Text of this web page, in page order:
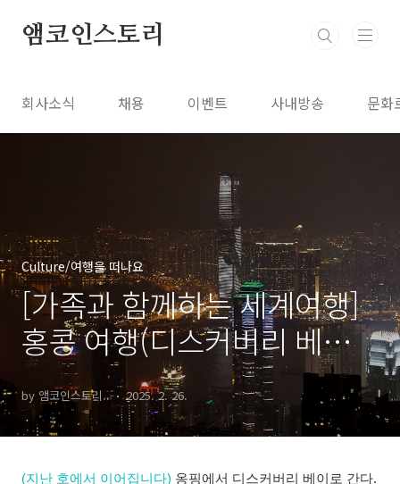
앰코인스토리
회사소식 채용 이벤트 사내방송 문화
Culture/여행을 떠나요
[가족과 함께하는 세계여행]
홍콩 여행(디스커버리 베이),
4편
by 앰코인스토리.. 2025. 2. 26.
(지난 호에서 이어집니다) 옹핑에서 디스커버리 베이로 간다.